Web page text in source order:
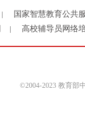
国家智慧教育公共
高校辅导员网络
©2004-2023 教育部